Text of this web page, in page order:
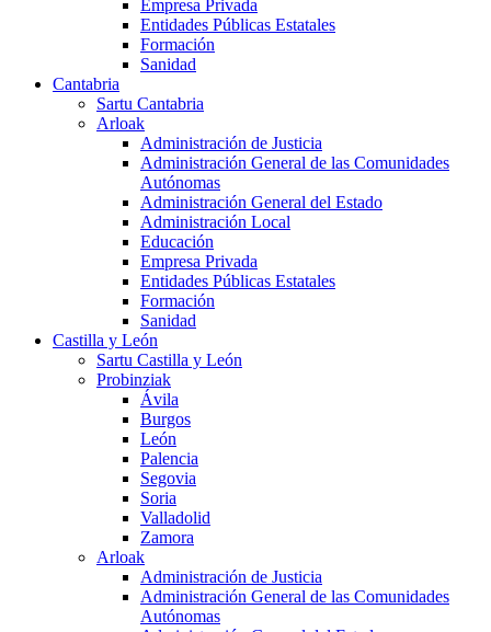
Empresa Privada
Entidades Públicas Estatales
Formación
Sanidad
Cantabria
Sartu Cantabria
Arloak
Administración de Justicia
Administración General de las Comunidades
Autónomas
Administración General del Estado
Administración Local
Educación
Empresa Privada
Entidades Públicas Estatales
Formación
Sanidad
Castilla y León
Sartu Castilla y León
Probinziak
Ávila
Burgos
León
Palencia
Segovia
Soria
Valladolid
Zamora
Arloak
Administración de Justicia
Administración General de las Comunidades
Autónomas